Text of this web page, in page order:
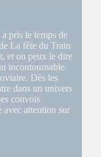
pris le temps de
La fête du Train
et on peux le dire
incontournable
Dès les
dans un univers
convois
avec attention sur